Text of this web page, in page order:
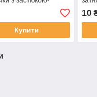
ручкою для
23х15х3 см
Купити
10